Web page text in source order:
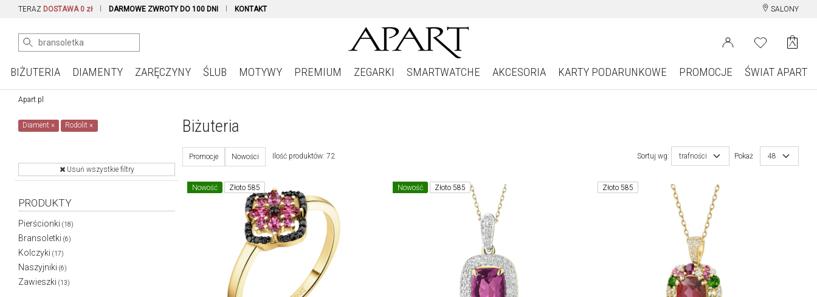
TERAZ DOSTAWA 0 zł DARMOWE ZWROTY DO 100 DNI KONTAKT SALONY
BIŻUTERIA DIAMENTY ZARĘCZYNY ŚLUB MOTYWY PREMIUM ZEGARKI SMARTWATCHE AKCESORIA KARTY PODARUNKOWE PROMOCJE ŚWIAT APART
Apart.pl
Diament× Rodolit×
Usuń wszystkie filtry
PRODUKTY
Pierścionki (18)
Bransoletki (6)
Kolczyki (17)
Naszyjniki (6)
Zawieszki (13)
Biżuteria
Sortuj wg: trafności Pokaż 48
Promocje Nowości Ilość produktów: 72
Nowość Złoto 585 Nowość Złoto 585 Złoto 585